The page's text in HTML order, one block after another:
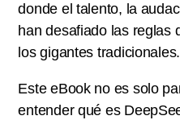
donde el talento, la
han desafiado las reglas
los gigantes tradicionales.
Este eBook no es solo
entender qué es